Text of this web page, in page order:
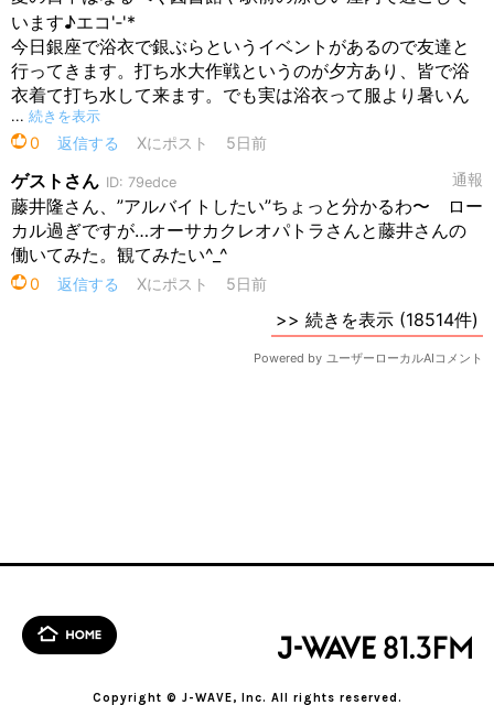
Copyright © J-WAVE, Inc. All rights reserved.